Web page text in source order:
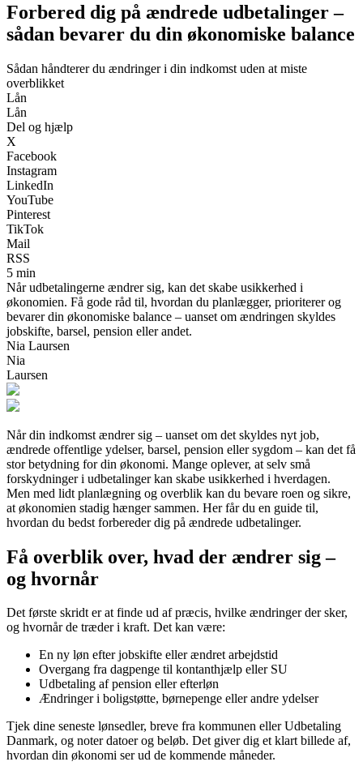
Forbered dig på ændrede udbetalinger –
sådan bevarer du din økonomiske balance
Sådan håndterer du ændringer i din indkomst uden at miste
overblikket
Lån
Lån
Del og hjælp
X
Facebook
Instagram
LinkedIn
YouTube
Pinterest
TikTok
Mail
RSS
5 min
Når udbetalingerne ændrer sig, kan det skabe usikkerhed i
økonomien. Få gode råd til, hvordan du planlægger, prioriterer og
bevarer din økonomiske balance – uanset om ændringen skyldes
jobskifte, barsel, pension eller andet.
Nia Laursen
Nia
Laursen
Når din indkomst ændrer sig – uanset om det skyldes nyt job,
ændrede offentlige ydelser, barsel, pension eller sygdom – kan det få
stor betydning for din økonomi. Mange oplever, at selv små
forskydninger i udbetalinger kan skabe usikkerhed i hverdagen.
Men med lidt planlægning og overblik kan du bevare roen og sikre,
at økonomien stadig hænger sammen. Her får du en guide til,
hvordan du bedst forbereder dig på ændrede udbetalinger.
Få overblik over, hvad der ændrer sig –
og hvornår
Det første skridt er at finde ud af præcis, hvilke ændringer der sker,
og hvornår de træder i kraft. Det kan være:
En ny løn efter jobskifte eller ændret arbejdstid
Overgang fra dagpenge til kontanthjælp eller SU
Udbetaling af pension eller efterløn
Ændringer i boligstøtte, børnepenge eller andre ydelser
Tjek dine seneste lønsedler, breve fra kommunen eller Udbetaling
Danmark, og noter datoer og beløb. Det giver dig et klart billede af,
hvordan din økonomi ser ud de kommende måneder.